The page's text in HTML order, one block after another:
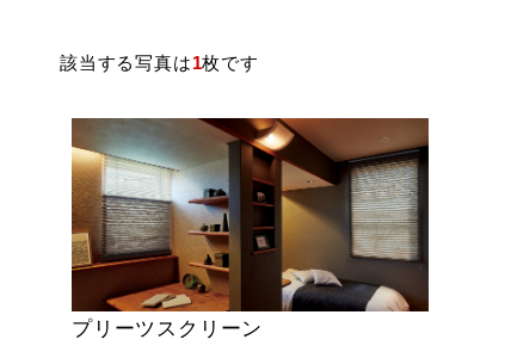
該当する写真は1枚です
プリーツスクリーン